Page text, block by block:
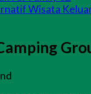
Wisata